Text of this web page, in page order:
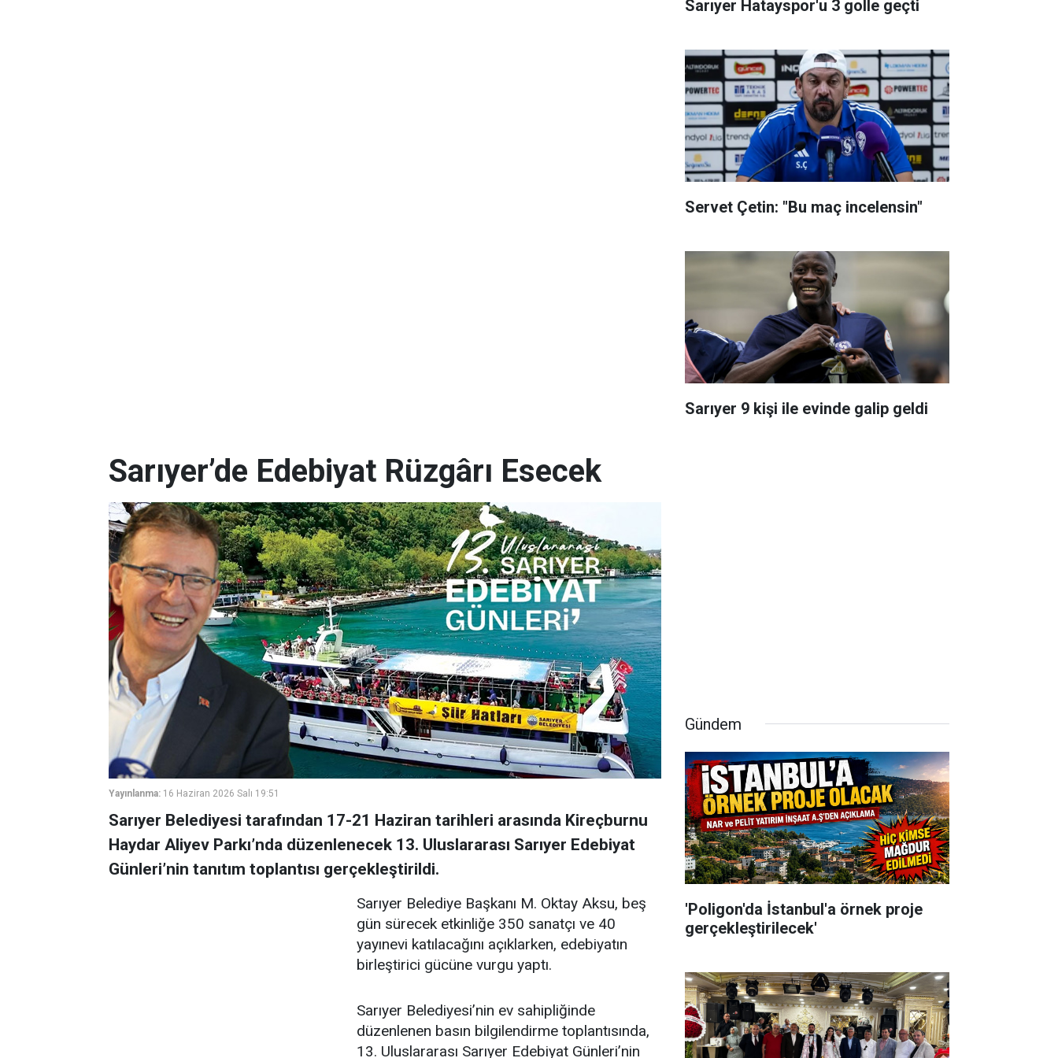
Sarıyer Hatayspor'u 3 golle geçti
Servet Çetin: "Bu maç incelensin"
Sarıyer 9 kişi ile evinde galip geldi
Sarıyer’de Edebiyat Rüzgârı Esecek
Yayınlanma: 16 Haziran 2026 Salı 19:51
Sarıyer Belediyesi tarafından 17-21 Haziran tarihleri arasında Kireçburnu
Haydar Aliyev Parkı’nda düzenlenecek 13. Uluslararası Sarıyer Edebiyat
Günleri’nin tanıtım toplantısı gerçekleştirildi.
Sarıyer Belediye Başkanı M. Oktay Aksu, beş
gün sürecek etkinliğe 350 sanatçı ve 40
yayınevi katılacağını açıklarken, edebiyatın
birleştirici gücüne vurgu yaptı.
Sarıyer Belediyesi’nin ev sahipliğinde
düzenlenen basın bilgilendirme toplantısında,
13. Uluslararası Sarıyer Edebiyat Günleri’nin
Gündem
'Poligon'da İstanbul'a örnek proje
gerçekleştirilecek'